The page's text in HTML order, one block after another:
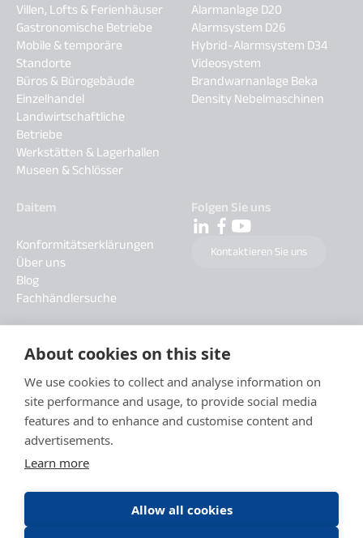
About cookies on this site
We use cookies to collect and analyse information on
site performance and usage, to provide social media
features and to enhance and customise content and
advertisements.
Learn more
Allow all cookies
Villen, Lofts & Ferienhäuser
Gastronomische Betriebe
Mobile & temporäre
Standorte
Büros & Bürogebäude
Einzelhandel
Landwirtschaftliche
Betriebe
Werkstätten & Lagerhallen
Museen & Schlösser
Alarmanlage D20
Alarmsystem D26
Hybrid-Alarmsystem D34
Videosystem
Brandwarnanlage Beka
Density Nebelmaschinen
Daitem
Konformitätserklärungen
Über uns
Blog
Fachhändlersuche
Folgen Sie uns
Kontaktieren Sie uns